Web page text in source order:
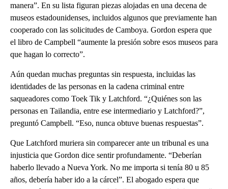
manera”. En su lista figuran piezas alojadas en una decena de
museos estadounidenses, incluidos algunos que previamente han
cooperado con las solicitudes de Camboya. Gordon espera que
el libro de Campbell “aumente la presión sobre esos museos para
que hagan lo correcto”.
Aún quedan muchas preguntas sin respuesta, incluidas las
identidades de las personas en la cadena criminal entre
saqueadores como Toek Tik y Latchford. “¿Quiénes son las
personas en Tailandia, entre ese intermediario y Latchford?”,
preguntó Campbell. “Eso, nunca obtuve buenas respuestas”.
Que Latchford muriera sin comparecer ante un tribunal es una
injusticia que Gordon dice sentir profundamente. “Deberían
haberlo llevado a Nueva York. No me importa si tenía 80 u 85
años, debería haber ido a la cárcel”. El abogado espera que